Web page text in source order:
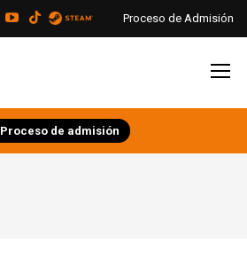
Proceso de admisión
Proceso de Admisión